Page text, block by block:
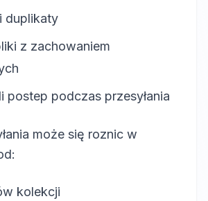
duplikaty
z zachowaniem
postep podczas przesyłania
może się roznic w
kolekcji